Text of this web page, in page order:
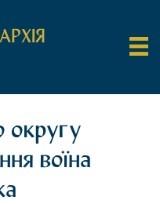
округу
воїна